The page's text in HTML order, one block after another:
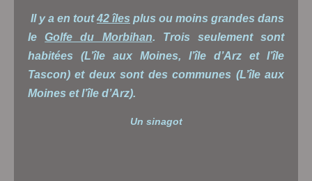
Il y a en tout42 îles plus ou moins grandes dans
le Golfe du Morbihan. Trois seulement sont
habitées (L’île aux Moines, l’île d’Arz et l’île
Tascon) et deux sont des communes (L’île aux
Moines et l’île d’Arz).
Un sinagot